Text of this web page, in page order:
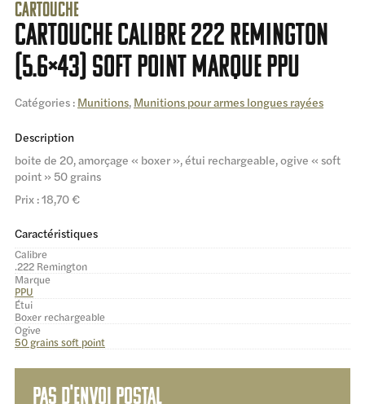
Cartouche
cartouche calibre 222 Remington
(5.6×43) soft point marque PPU
Catégories : Munitions, Munitions pour armes longues rayées
Description
boite de 20, amorçage « boxer », étui rechargeable, ogive « soft
point » 50 grains
Prix : 18,70 €
Caractéristiques
Calibre
.222 Remington
Marque
PPU
Étui
Boxer rechargeable
Ogive
50 grains soft point
Pas d'envoi postal